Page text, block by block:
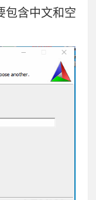
包含中文和空